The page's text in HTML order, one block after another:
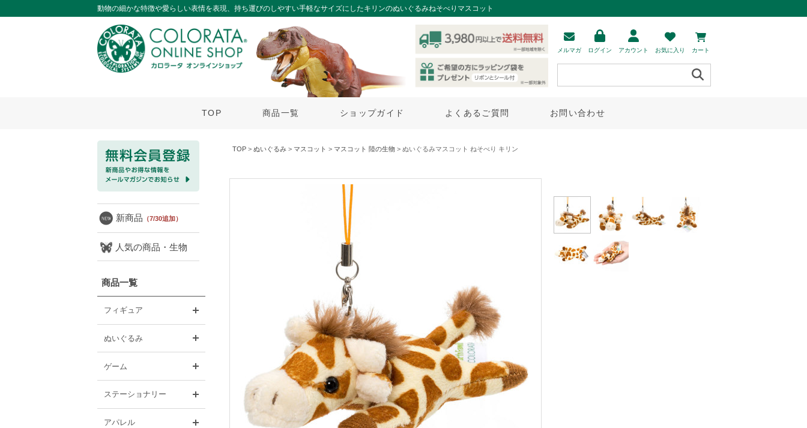
動物の細かな特徴や愛らしい表情を表現、持ち運びのしやすい手軽なサイズにしたキリンのぬいぐるみねそべりマスコット
メルマガ ログイン アカウント お気に入り カート
TOP 商品一覧 ショップガイド よくあるご質問 お問い合わせ
新商品 （7/30追加）
人気の商品・生物
商品一覧
フィギュア
ぬいぐるみ
ゲーム
ステーショナリー
アパレル
TOP > ぬいぐるみ > マスコット > マスコット 陸の生物 > ぬいぐるみマスコット ねそべり キリン